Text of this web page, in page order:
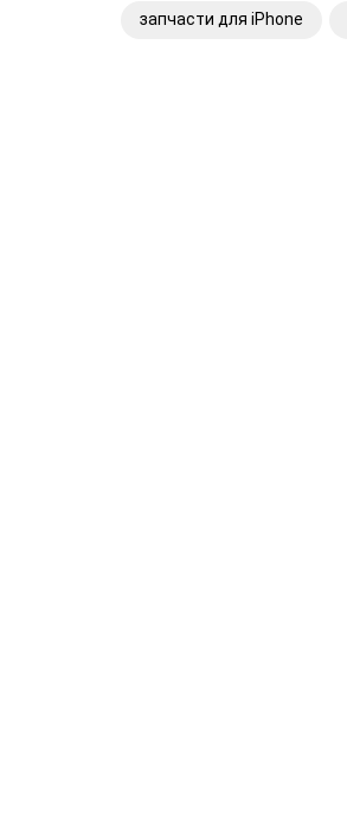
запчасти для iPhone